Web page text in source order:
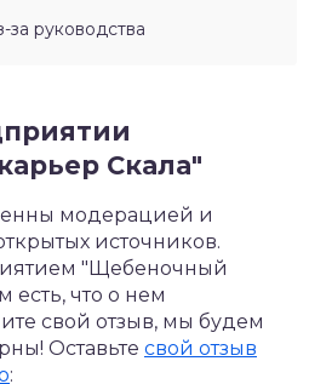
за руководства
Скала"
модерацией и
источников.
"Щебеночный
есть, что о нем
свой отзыв, мы будем
Оставьте свой отзыв
: